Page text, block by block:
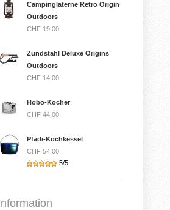
Campinglaterne Retro Origin
Outdoors
CHF 19,00
Zündstahl Deluxe Origins
Outdoors
CHF 14,00
Hobo-Kocher
CHF 44,00
Pfadi-Kochkessel
CHF 54,00
5/5